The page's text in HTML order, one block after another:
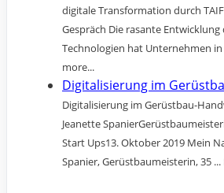
digitale Transformation durch
Gespräch Die rasante
Technologien hat Unternehmen in
more...
Digitalisierung im
Digitalisierung im Gerüstbau-
Jeanette
Start Ups13. Oktober 2019 Mein
Spanier, Gerüstbaumeisterin, 35 ...